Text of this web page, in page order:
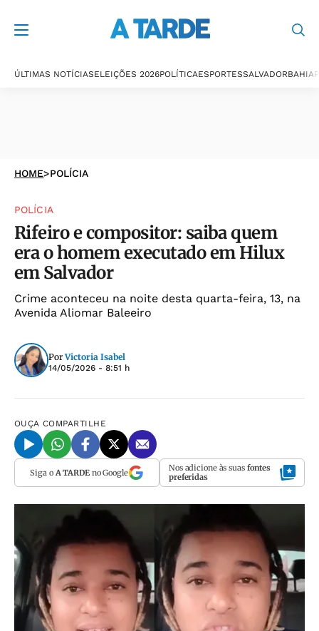
ÚLTIMAS NOTÍCIASELEIÇÕES 2026POLÍTICAESPORTESSALVADORBAHIA
HOME>POLÍCIA
POLÍCIA
Rifeiro e compositor: saiba quem
era o homem executado em Hilux
em Salvador
Crime aconteceu na noite desta quarta-feira, 13, na
Avenida Aliomar Baleeiro
Por Victoria Isabel
14/05/2026 - 8:51 h
OUÇA COMPARTILHE
Siga o A TARDEno Google Nos adicione às suas fontes
preferidas